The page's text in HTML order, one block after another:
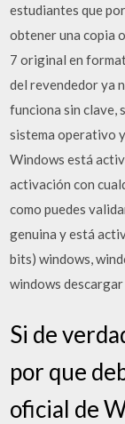
estudiantes que
obtener una copia
7 original en
del revendedor ya
funciona sin clave,
sistema operativo
Windows está
activación con
como puedes
genuina y está
bits) windows,
windows
Si de
por que
oficial de